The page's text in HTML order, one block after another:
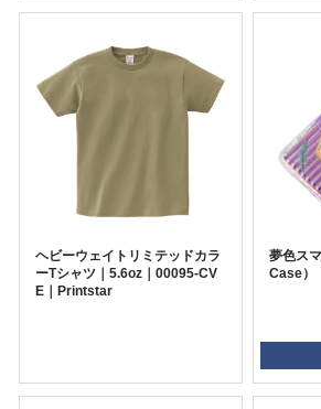
ヘビーウェイトリミテッドカラ
ーTシャツ｜5.6oz｜00095-CV
E｜Printstar
夢色ス
Case）